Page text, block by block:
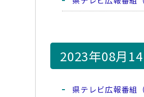
2023年08月
県テレビ広報番組